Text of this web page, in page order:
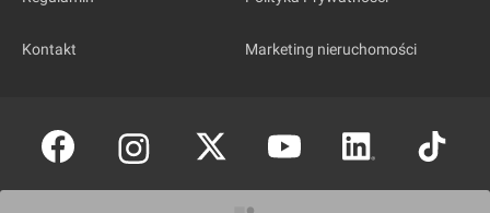
Kontakt Marketing nieruchomości